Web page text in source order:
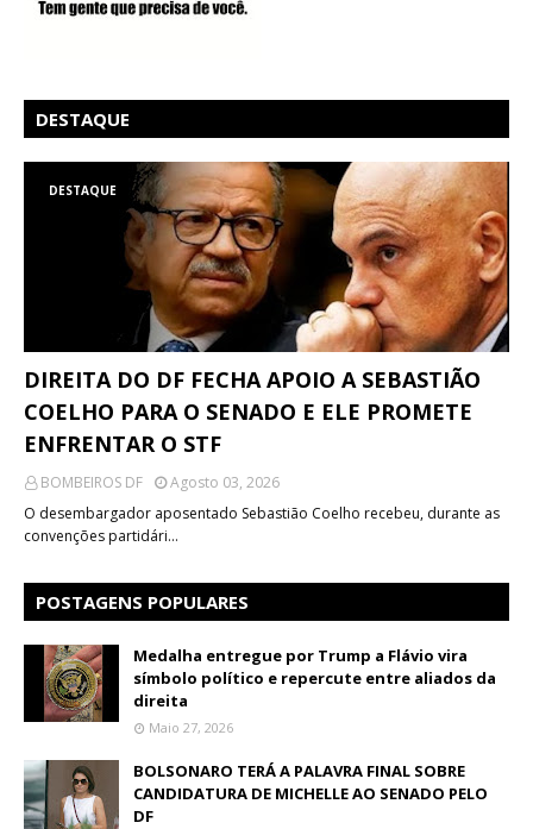
DESTAQUE
DESTAQUE
DIREITA DO DF FECHA APOIO A SEBASTIÃO
COELHO PARA O SENADO E ELE PROMETE
ENFRENTAR O STF
BOMBEIROS DF
Agosto 03, 2026
O desembargador aposentado Sebastião Coelho recebeu, durante as
convenções partidári…
POSTAGENS POPULARES
Medalha entregue por Trump a Flávio vira
símbolo político e repercute entre aliados da
direita
Maio 27, 2026
BOLSONARO TERÁ A PALAVRA FINAL SOBRE
CANDIDATURA DE MICHELLE AO SENADO PELO
DF